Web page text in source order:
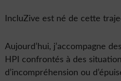
IncluZive est né de cette
Aujourd’hui, j’accompagne
HPI confrontés à des
d’incompréhension ou